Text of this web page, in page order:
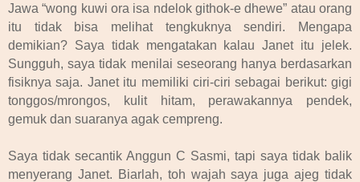
Jawa “wong kuwi ora isa ndelok githok-e dhewe” atau orang
itu tidak bisa melihat tengkuknya sendiri. Mengapa
demikian? Saya tidak mengatakan kalau Janet itu jelek.
Sungguh, saya tidak menilai seseorang hanya berdasarkan
fisiknya saja. Janet itu memiliki ciri-ciri sebagai berikut: gigi
tonggos/mrongos, kulit hitam, perawakannya pendek,
gemuk dan suaranya agak cempreng.
Saya tidak secantik Anggun C Sasmi, tapi saya tidak balik
menyerang Janet. Biarlah, toh wajah saya juga ajeg tidak